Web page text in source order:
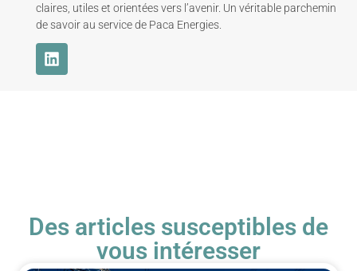
claires, utiles et orientées vers l’avenir. Un véritable parchemin
de savoir au service de Paca Energies.
Des articles susceptibles de
vous intéresser